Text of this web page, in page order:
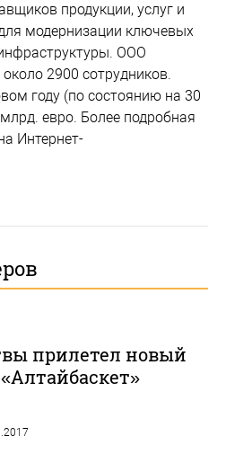
продукции, услуг и
модернизации ключевых
ООО
2900 сотрудников.
году (по состоянию на 30
евро. Более подробная
Интернет-
прилетел новый